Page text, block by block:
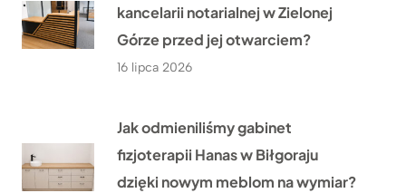
kancelarii notarialnej w Zielonej
Górze przed jej otwarciem?
16 lipca 2026
Jak odmieniliśmy gabinet
fizjoterapii Hanas w Biłgoraju
dzięki nowym meblom na wymiar?